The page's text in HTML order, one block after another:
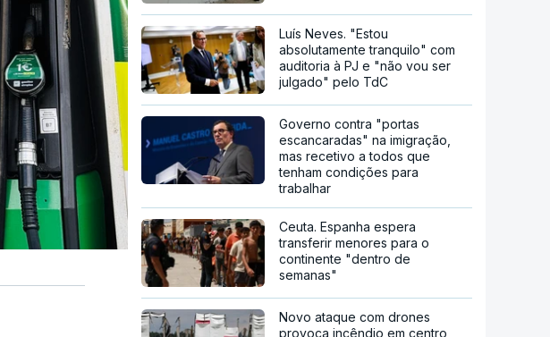
Luís Neves. "Estou
absolutamente tranquilo" com
auditoria à PJ e "não vou ser
julgado" pelo TdC
Governo contra "portas
escancaradas" na imigração,
mas recetivo a todos que
tenham condições para
trabalhar
Ceuta. Espanha espera
transferir menores para o
continente "dentro de
semanas"
Novo ataque com drones
provoca incêndio em centro